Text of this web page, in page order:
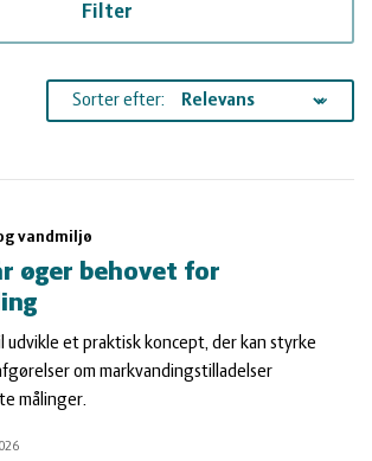
Filter
Sorter efter:
vandmiljø
øger behovet for
udvikle et praktisk koncept, der kan styrke
om markvandingstilladelser
målinger.